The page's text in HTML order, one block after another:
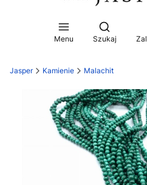
Menu
Otwórz
Szukaj
Jasper Kamienie Malachit